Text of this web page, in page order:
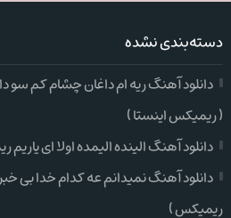
دسته‌بندی نشده
دانلود آهنگ ریه ام داغان چشام کم
( ریمیکس اینستا )
دانلود آهنگ الینده الیمده اولا ای
دانلود آهنگ نمیدانم عه کدام خدا بی خبر
ریمیکس )